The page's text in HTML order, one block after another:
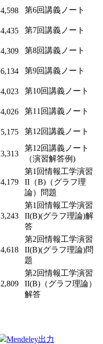
4,598 第6回講義ノート
4,435 第7回講義ノート
4,309 第8回講義ノート
6,134 第9回講義ノート
4,023 第10回講義ノート
4,026 第11回講義ノート
5,175 第12回講義ノート
3,313
第12回講義ノート
（演習解答例)
4,179
第1回情報工学演習
II（B)（グラフ理
論）問題
3,243
第1回情報工学演習
II(B)(グラフ理論)解
答
4,618
第2回情報工学演習
II(B)(グラフ理論)問
題
2,809
第2回情報工学演習
II(B)（グラフ理論）
解答
Mendeley出力